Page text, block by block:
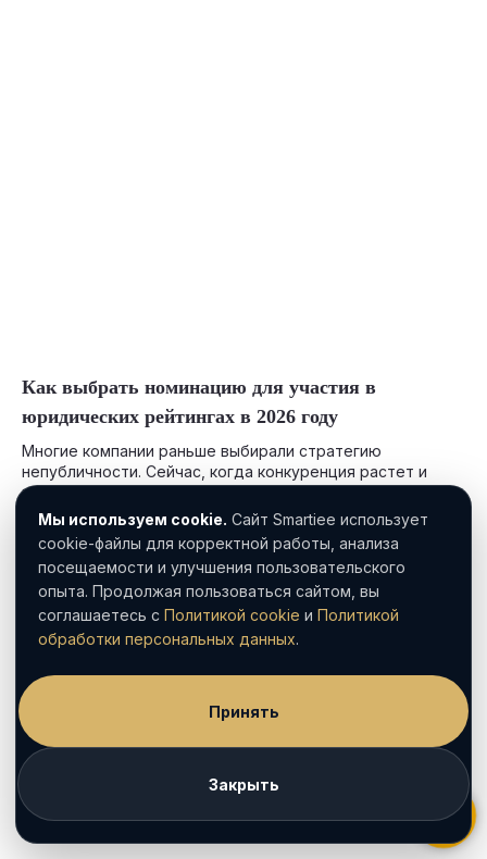
Как выбрать номинацию для участия в
юридических рейтингах в 2026 году
Многие компании раньше выбирали стратегию
непубличности. Сейчас, когда конкуренция растет и
привлекать новых клиентов стало сложнее, решение
податься в рейтинги становится актуальным.
Мы используем cookie. Сайт Smartiee использует
cookie-файлы для корректной работы, анализа
посещаемости и улучшения пользовательского
опыта. Продолжая пользоваться сайтом, вы
соглашаетесь с Политикой cookie и Политикой
обработки персональных данных.
Принять
Закрыть